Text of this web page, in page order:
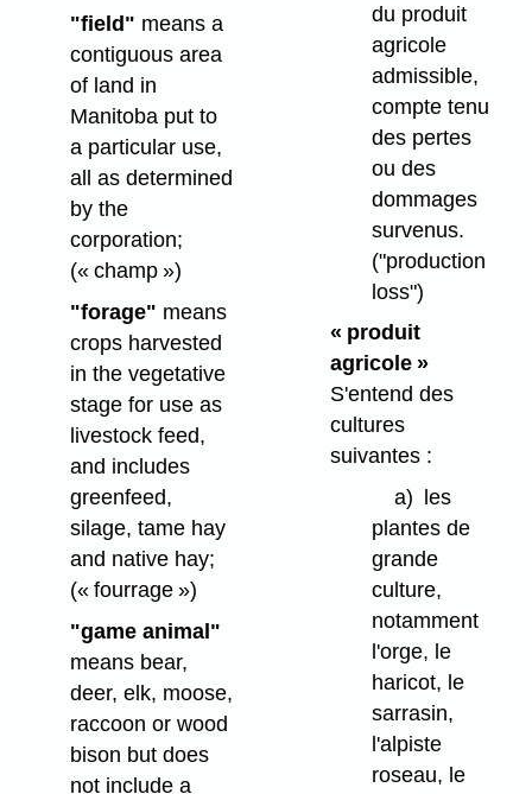
"field" means a
contiguous area
of land in
Manitoba put to
a particular use,
all as determined
by the
corporation;
(« champ »)
"forage" means
crops harvested
in the vegetative
stage for use as
livestock feed,
and includes
greenfeed,
silage, tame hay
and native hay;
(« fourrage »)
"game animal"
means bear,
deer, elk, moose,
raccoon or wood
bison but does
not include a
du produit
agricole
admissible,
compte tenu
des pertes
ou des
dommages
survenus.
("production
loss")
« produit
agricole »
S'entend des
cultures
suivantes :
a)
les
plantes de
grande
culture,
notamment
l'orge, le
haricot, le
sarrasin,
l'alpiste
roseau, le